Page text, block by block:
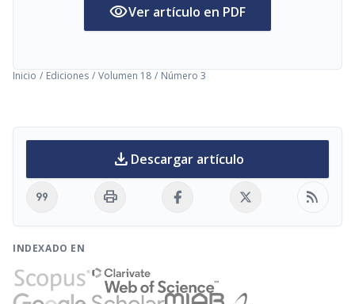
visibilityVer artículo en PDF
Inicio / Ediciones / Volumen 18 / Número 3
download Descargar artículo
format_quote print rss_feed
INDEXADO EN